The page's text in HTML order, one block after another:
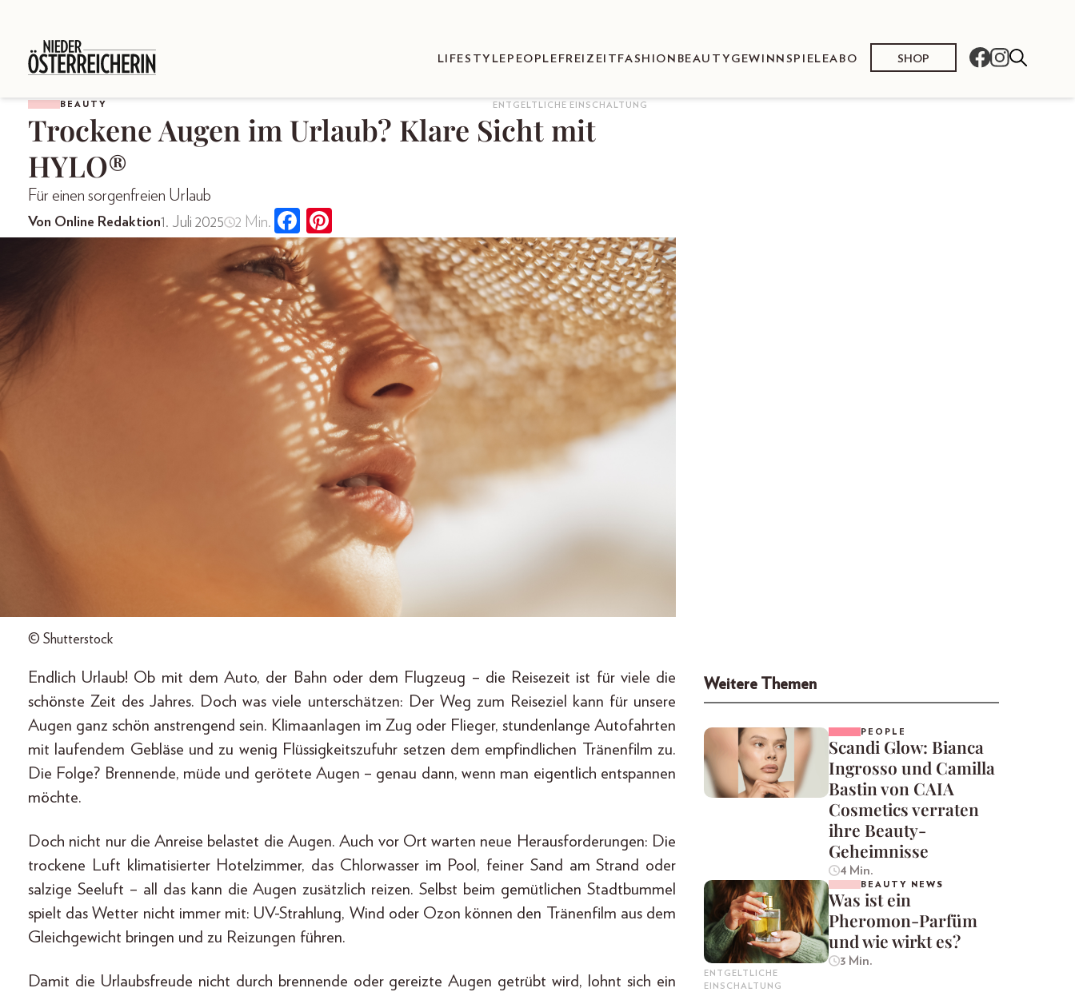
LIFESTYLE PEOPLE FREIZEIT FASHION BEAUTY GEWINNSPIELEABO SHOP
BEAUTY ENTGELTLICHE EINSCHALTUNG
Trockene Augen im Urlaub? Klare Sicht mit
HYLO®
Für einen sorgenfreien Urlaub
Von Online Redaktion1. Juli 2025 2 Min.
© Shutterstock
Endlich Urlaub! Ob mit dem Auto, der Bahn oder dem Flugzeug – die Reisezeit ist für viele die
schönste Zeit des Jahres. Doch was viele unterschätzen: Der Weg zum Reiseziel kann für unsere
Augen ganz schön anstrengend sein. Klimaanlagen im Zug oder Flieger, stundenlange Autofahrten
mit laufendem Gebläse und zu wenig Flüssigkeitszufuhr setzen dem empfindlichen Tränenfilm zu.
Die Folge? Brennende, müde und gerötete Augen – genau dann, wenn man eigentlich entspannen
möchte.
Doch nicht nur die Anreise belastet die Augen. Auch vor Ort warten neue Herausforderungen: Die
trockene Luft klimatisierter Hotelzimmer, das Chlorwasser im Pool, feiner Sand am Strand oder
salzige Seeluft – all das kann die Augen zusätzlich reizen. Selbst beim gemütlichen Stadtbummel
spielt das Wetter nicht immer mit: UV-Strahlung, Wind oder Ozon können den Tränenfilm aus dem
Gleichgewicht bringen und zu Reizungen führen.
Damit die Urlaubsfreude nicht durch brennende oder gereizte Augen getrübt wird, lohnt sich ein
Weitere Themen
PEOPLE
Scandi Glow: Bianca
Ingrosso und Camilla
Bastin von CAIA
Cosmetics verraten
ihre Beauty-
Geheimnisse
4 Min.
ENTGELTLICHE
EINSCHALTUNG
BEAUTY NEWS
Was ist ein
Pheromon-Parfüm
und wie wirkt es?
3 Min.